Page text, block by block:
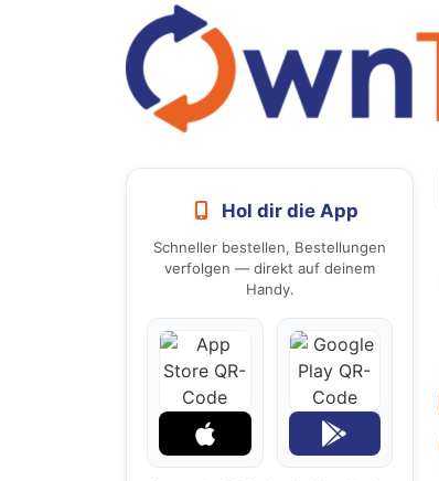
Hol dir die App
Schneller bestellen, Bestellungen
verfolgen — direkt auf deinem
Handy.